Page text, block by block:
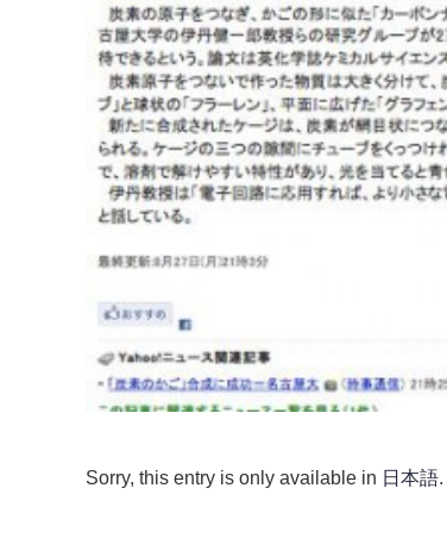
Sorry, this entry is only available in 日本語.